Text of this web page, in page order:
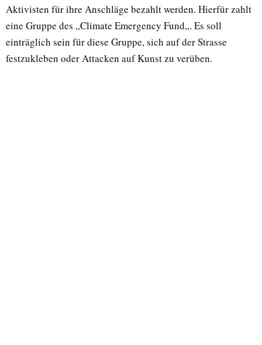
Aktivisten für ihre Anschläge bezahlt werden. Hierfür zahlt
eine Gruppe des „Climate Emergency Fund„. Es soll
einträglich sein für diese Gruppe, sich auf der Strasse
festzukleben oder Attacken auf Kunst zu verüben.